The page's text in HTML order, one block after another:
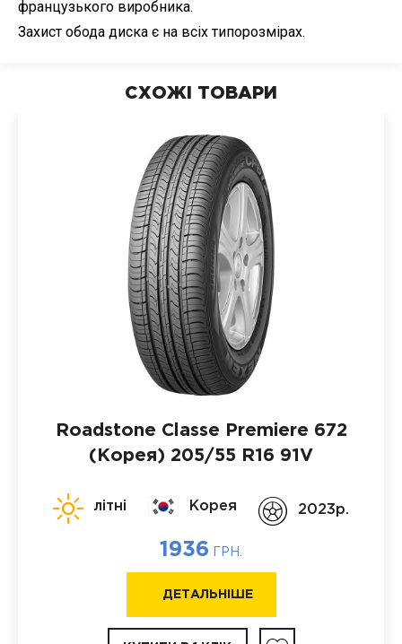
французького виробника.
Захист обода диска є на всіх типорозмірах.
СХОЖІ ТОВАРИ
Roadstone Classe Premiere 672
(Корея) 205/55 R16 91V
літні Корея 2023p.
1936 ГРН.
ДЕТАЛЬНІШЕ